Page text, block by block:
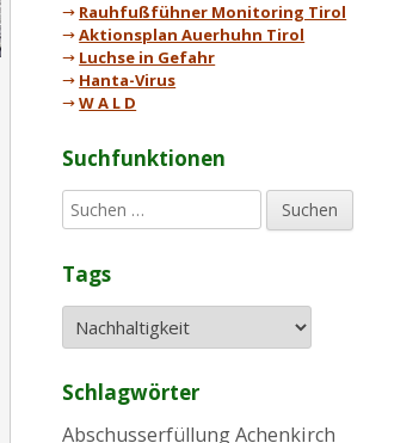
→ Rauhfußfühner Monitoring Tirol
→Aktionsplan Auerhuhn Tirol
→ Luchse in Gefahr
→ Hanta-Virus
→W A L D
Suchfunktionen
u
h
e
n
c
h
Tags
Schlagwörter
AbschusserfüllungAchenkirch